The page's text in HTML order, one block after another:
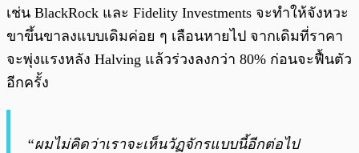
เช่น BlackRock และ Fidelity Investments จะทำให้จังหวะ
ขาขึ้นขาลงแบบเดิมค่อย ๆ เลือนหายไป จากเดิมที่ราคา
จะพุ่งแรงหลัง Halving แล้วร่วงลงกว่า 80% ก่อนจะฟื้นตัว
อีกครั้ง
“ผมไม่คิดว่าเราจะเห็นวัฏจักรแบบนี้อีกต่อไป